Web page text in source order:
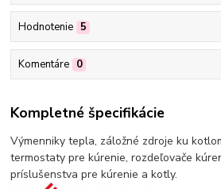
Hodnotenie 5
Komentáre 0
Kompletné špecifikácie
Výmenniky tepla, záložné zdroje ku
termostaty pre kúrenie, rozdeľovače
príslušenstva pre kúrenie a kotly.